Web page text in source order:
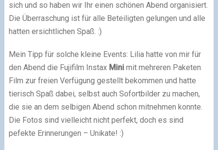
sich und so haben wir Ihr einen schönen Abend organisiert.
Die Überraschung ist für alle Beteiligten gelungen und alle
hatten ersichtlichen Spaß. :)
Mein Tipp für solche kleine Events: Lilia hatte von mir für
den Abend die Fujifilm Instax Minimit mehreren Paketen
Film zur freien Verfügung gestellt bekommen und hatte
tierisch Spaß dabei, selbst auch Sofortbilder zu machen,
die sie an dem selbigen Abend schon mitnehmen konnte.
Die Fotos sind vielleicht nicht perfekt, doch es sind
pefekte Erinnerungen – Unikate! :)